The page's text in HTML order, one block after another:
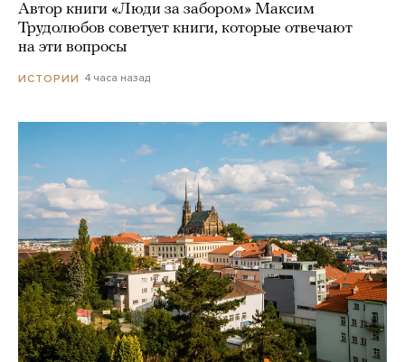
Автор книги «Люди за забором» Максим
Трудолюбов советует книги, которые отвечают
на эти вопросы
ИСТОРИИ 4 часа назад